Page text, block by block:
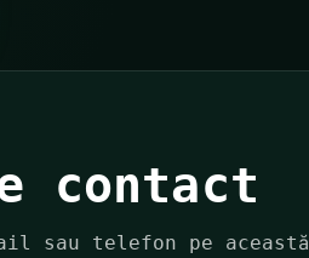
contact
sau telefon pe această